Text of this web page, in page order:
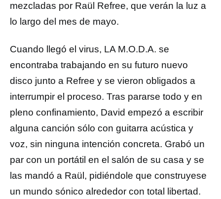
mezcladas por Raül Refree, que verán la luz a
lo largo del mes de mayo.
Cuando llegó el virus, LA M.O.D.A. se
encontraba trabajando en su futuro nuevo
disco junto a Refree y se vieron obligados a
interrumpir el proceso. Tras pararse todo y en
pleno confinamiento, David empezó a escribir
alguna canción sólo con guitarra acústica y
voz, sin ninguna intención concreta. Grabó un
par con un portátil en el salón de su casa y se
las mandó a Raül, pidiéndole que construyese
un mundo sónico alrededor con total libertad.